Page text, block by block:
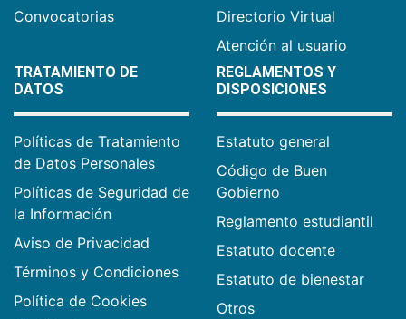
Convocatorias
Directorio Virtual
Atención al usuario
TRATAMIENTO DE
DATOS
Políticas de Tratamiento
de Datos Personales
Políticas de Seguridad de
la Información
Aviso de Privacidad
Términos y Condiciones
Política de Cookies
REGLAMENTOS Y
DISPOSICIONES
Estatuto general
Código de Buen
Gobierno
Reglamento estudiantil
Estatuto docente
Estatuto de bienestar
Otros